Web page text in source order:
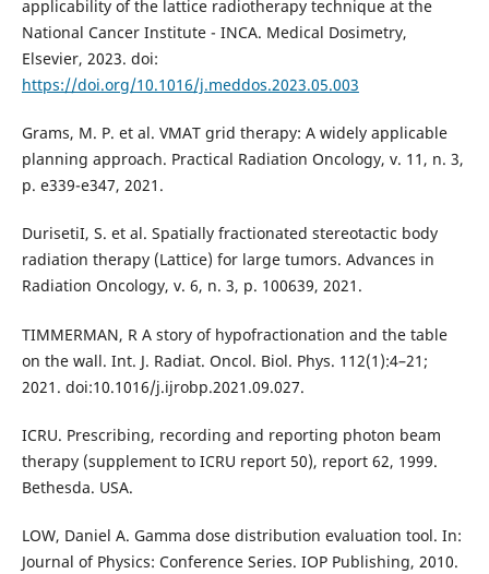
applicability of the lattice radiotherapy technique at the
National Cancer Institute - INCA. Medical Dosimetry,
Elsevier, 2023. doi:
https://doi.org/10.1016/j.meddos.2023.05.003
Grams, M. P. et al. VMAT grid therapy: A widely applicable
planning approach. Practical Radiation Oncology, v. 11, n. 3,
p. e339-e347, 2021.
DurisetiI, S. et al. Spatially fractionated stereotactic body
radiation therapy (Lattice) for large tumors. Advances in
Radiation Oncology, v. 6, n. 3, p. 100639, 2021.
TIMMERMAN, R A story of hypofractionation and the table
on the wall. Int. J. Radiat. Oncol. Biol. Phys. 112(1):4–21;
2021. doi:10.1016/j.ijrobp.2021.09.027.
ICRU. Prescribing, recording and reporting photon beam
therapy (supplement to ICRU report 50), report 62, 1999.
Bethesda. USA.
LOW, Daniel A. Gamma dose distribution evaluation tool. In:
Journal of Physics: Conference Series. IOP Publishing, 2010.